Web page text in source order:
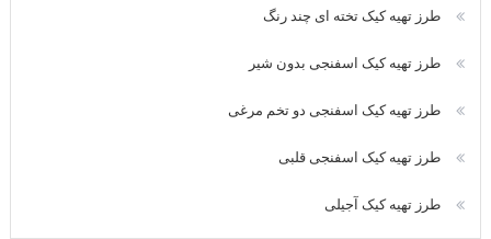
طرز تهیه کیک تخته ای چند رنگ
طرز تهیه کیک اسفنجی بدون شیر
طرز تهیه کیک اسفنجی دو تخم مرغی
طرز تهیه کیک اسفنجی قلبی
طرز تهیه کیک آجیلی